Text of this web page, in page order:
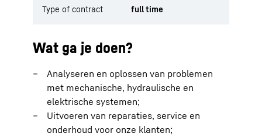
Wat ga je doen?
Analyseren en oplossen van problemen
met mechanische, hydraulische en
elektrische systemen;
Uitvoeren van reparaties, service en
onderhoud voor onze klanten;
Type of contract
full time